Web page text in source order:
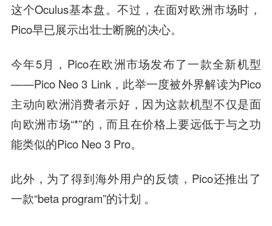
这个Oculus基本盘。不过，在面对欧洲市场时，
Pico早已展示出壮士断腕的决心。
今年5月，Pico在欧洲市场发布了一款全新机型
——Pico Neo 3 Link，此举一度被外界解读为Pico
主动向欧洲消费者示好，因为这款机型不仅是面
向欧洲市场“*”的，而且在价格上要远低于与之功
能类似的Pico Neo 3 Pro。
此外，为了得到海外用户的反馈，Pico还推出了
一款“beta program”的计划 。